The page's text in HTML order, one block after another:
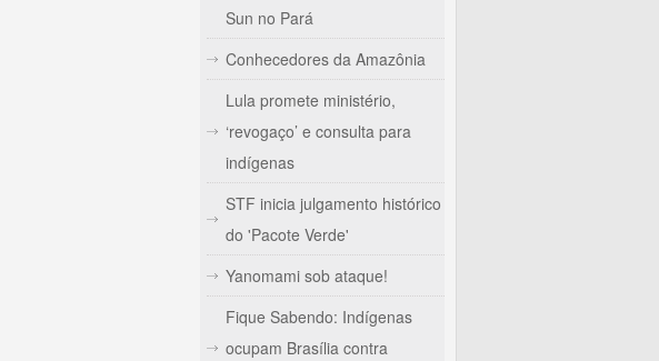
Sun no Pará
Conhecedores da Amazônia
Lula promete ministério,
‘revogaço’ e consulta para
indígenas
STF inicia julgamento histórico
do 'Pacote Verde'
Yanomami sob ataque!
Fique Sabendo: Indígenas
ocupam Brasília contra